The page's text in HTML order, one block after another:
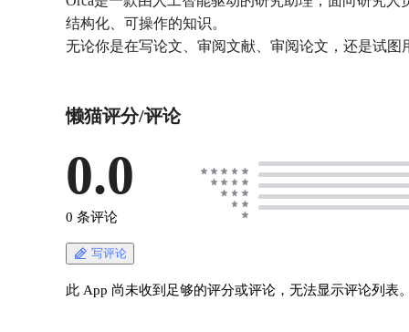
结构化、可操作的知识。
无论你是在写论文、审阅文献、审阅论文，还是试
懒猫评分/评论
0.0
0 条评论
写评论
此 App 尚未收到足够的评分或评论，无法显示评论列表